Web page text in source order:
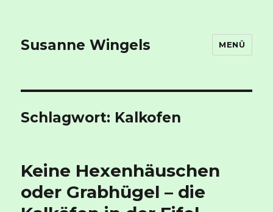
Susanne Wingels MENÜ
Schlagwort: Kalkofen
Keine Hexenhäuschen
oder Grabhügel – die